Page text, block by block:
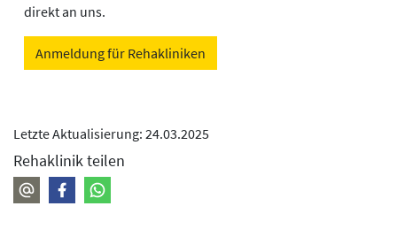
direkt an uns.
Anmeldung für Rehakliniken
Letzte Aktualisierung: 24.03.2025
Rehaklinik teilen